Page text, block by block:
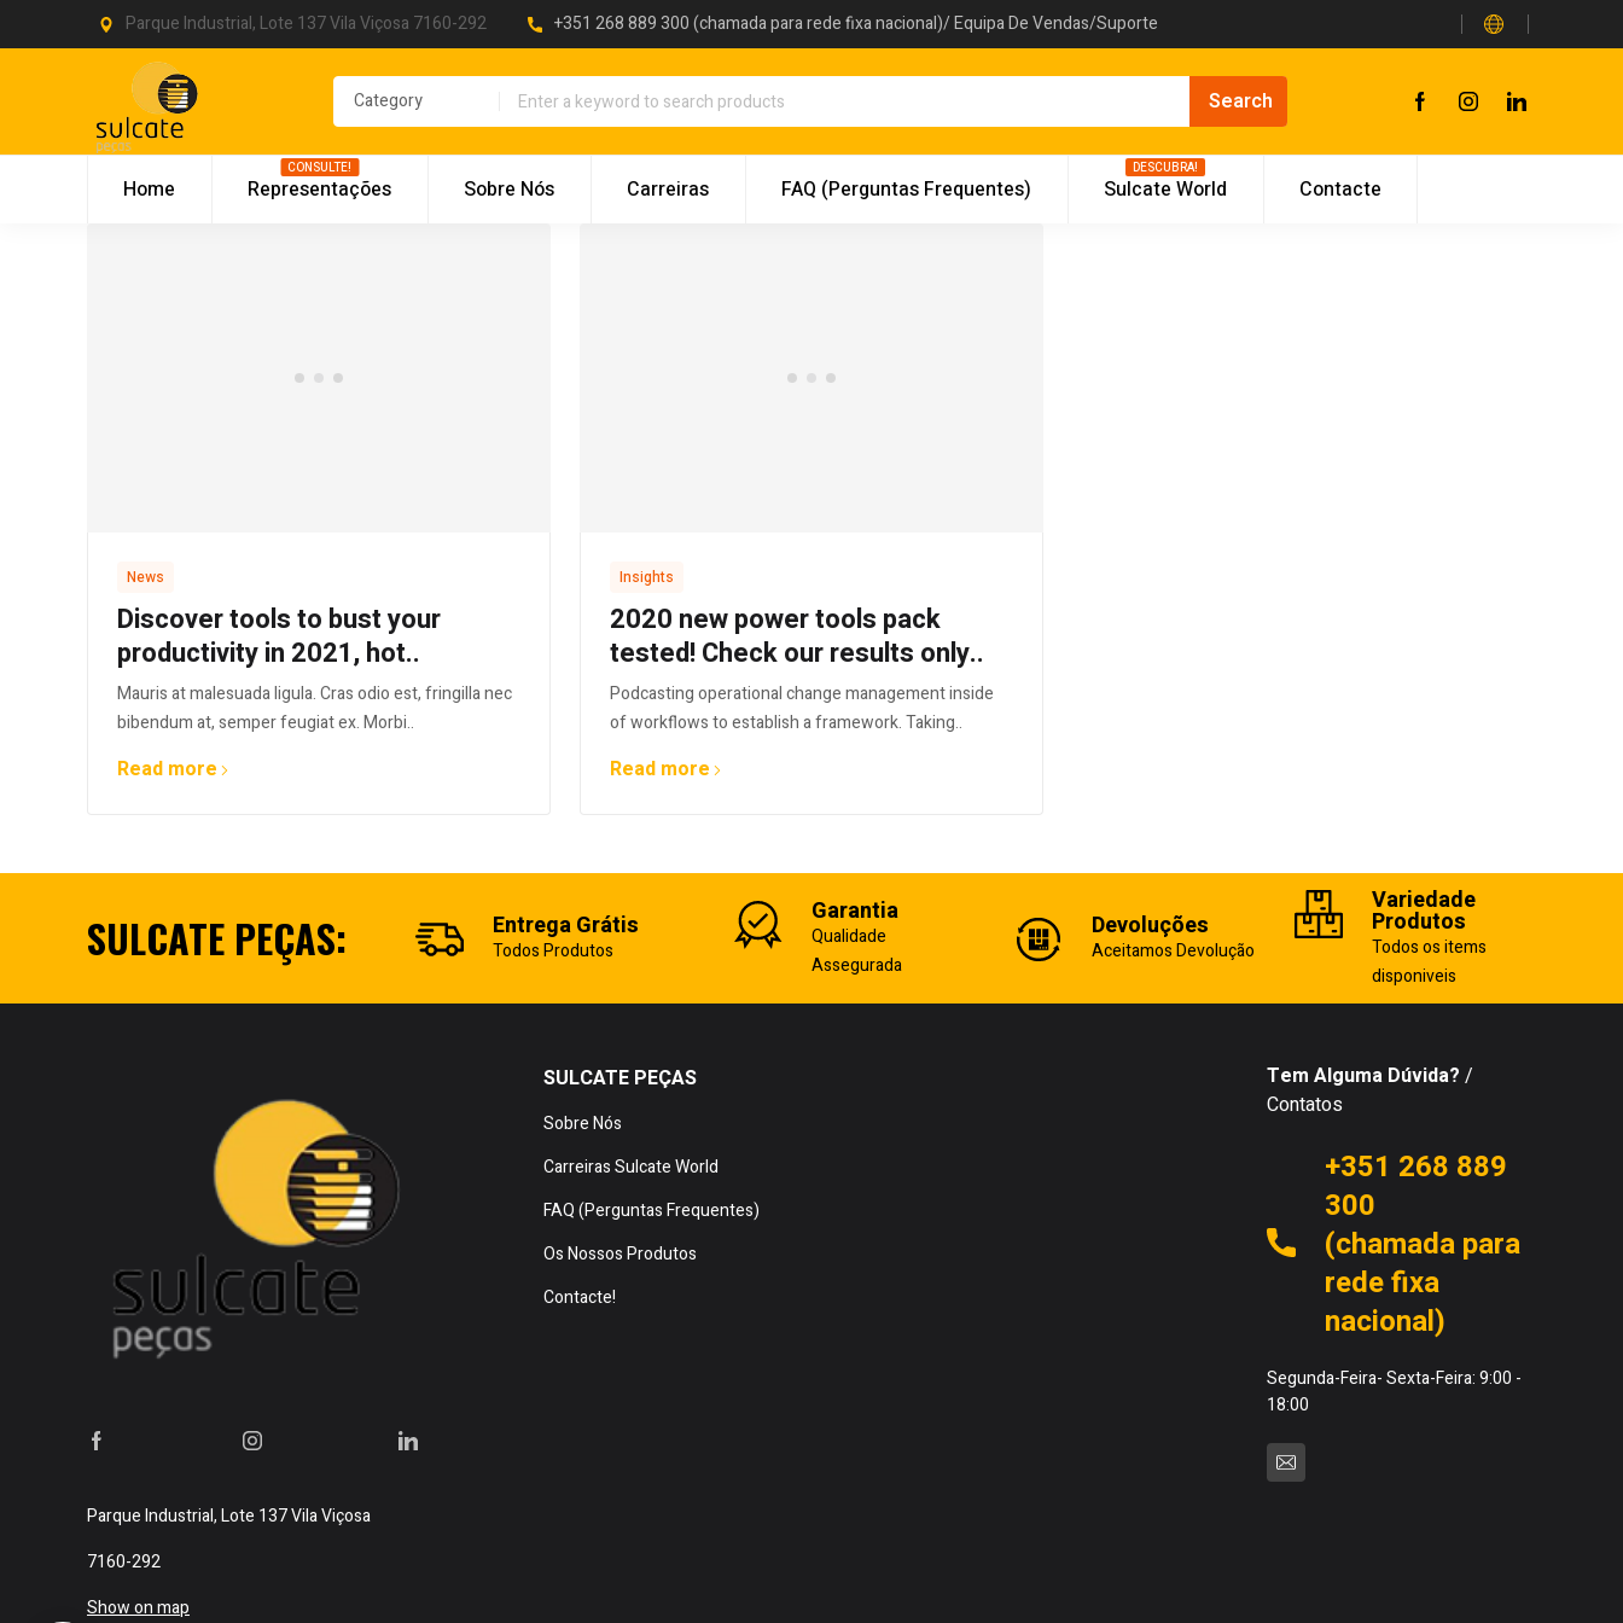
Parque Industrial, Lote 137 Vila Viçosa 7160-292 +351 268 889 300 (chamada para rede fixa nacional)/ Equipa De Vendas/Suporte
Home Representações
CONSULTE!
Sobre Nós Carreiras FAQ (Perguntas Frequentes) Sulcate World
DESCUBRA!
Contacte
News
Discover tools to bust your
productivity in 2021, hot..
Mauris at malesuada ligula. Cras odio est, fringilla nec
bibendum at, semper feugiat ex. Morbi..
Read more
Insights
2020 new power tools pack
tested! Check our results only..
Podcasting operational change management inside
of workflows to establish a framework. Taking..
Read more
SULCATE PEÇAS: Entrega Grátis
Todos Produtos
Garantia
Qualidade
Assegurada
Devoluções
Aceitamos Devolução
Variedade
Produtos
Todos os items
disponiveis
Parque Industrial, Lote 137 Vila Viçosa
7160-292
Show on map
SULCATE PEÇAS
Sobre Nós
Carreiras Sulcate World
FAQ (Perguntas Frequentes)
Os Nossos Produtos
Contacte!
Tem Alguma Dúvida? /
Contatos
+351 268 889
300
(chamada para
rede fixa
nacional)
Segunda-Feira- Sexta-Feira: 9:00 -
18:00